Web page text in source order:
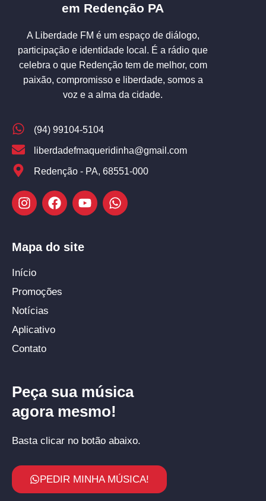
em Redenção PA
A Liberdade FM é um espaço de diálogo,
participação e identidade local. É a rádio que
celebra o que Redenção tem de melhor, com
paixão, compromisso e liberdade, somos a
voz e a alma da cidade.
(94) 99104-5104
liberdadefmaqueridinha@gmail.com
Redenção - PA, 68551-000
Mapa do site
Início
Promoções
Notícias
Aplicativo
Contato
Peça sua música
agora mesmo!
Basta clicar no botão abaixo.
PEDIR MINHA MÚSICA!